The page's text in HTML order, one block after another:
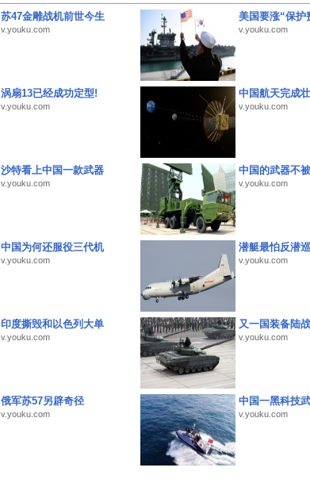
苏47金雕战机前世今生
v.youku.com
美国要涨“保护
v.youku.com
涡扇13已经成功定型!
v.youku.com
中国航天完成
v.youku.com
沙特看上中国一款武器
v.youku.com
中国的武器不
v.youku.com
中国为何还服役三代机
v.youku.com
潜艇最怕反潜
v.youku.com
印度撕毁和以色列大单
v.youku.com
又一国装备陆
v.youku.com
俄军苏57另辟奇径
v.youku.com
中国一黑科技
v.youku.com